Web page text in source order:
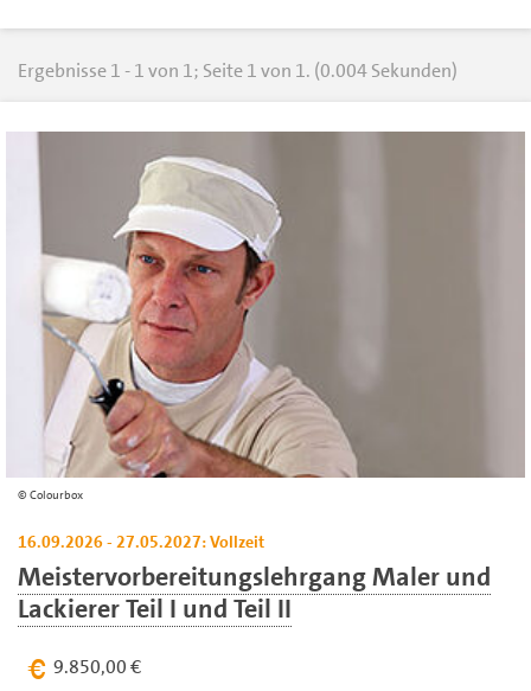
Ergebnisse 1 - 1 von 1; Seite 1 von 1. (0.004 Sekunden)
Colourbox
16.09.2026 - 27.05.2027: Vollzeit
Meistervorbereitungslehrgang Maler und
Lackierer Teil I und Teil II
9.850,00 €